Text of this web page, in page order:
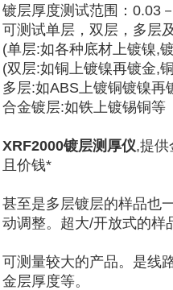
镀层厚度测试范围：0.03
可测试单层，双层，多层
(单层:如各种底材上镀镍,
(双层:如铜上镀镍再镀金,
多层:如ABS上镀铜镀镍再
合金镀层:如铁上镀锡铜等
XRF2000镀层测厚仪,提供
且价钱*
甚至是多层镀层的样品也
动调整。超大/开放式的样
可测量较大的产品。是线
金层厚度等。